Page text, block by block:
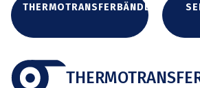
THERMOTRANSFERBÄNDER